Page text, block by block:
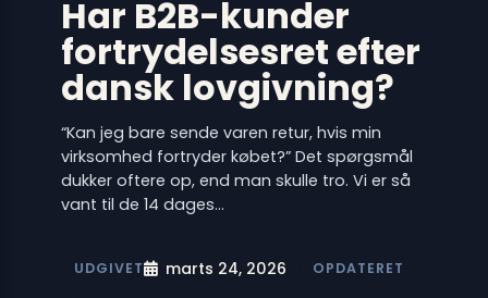
Har B2B-kunder
fortrydelsesret efter
dansk lovgivning?
“Kan jeg bare sende varen retur, hvis min
virksomhed fortryder købet?” Det spørgsmål
dukker oftere op, end man skulle tro. Vi er så
vant til de 14 dages…
UDGIVET marts 24, 2026 OPDATERET